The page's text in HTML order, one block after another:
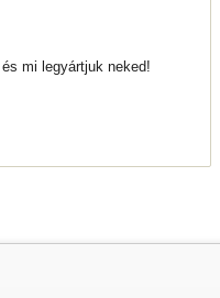
mi legyártjuk neked!